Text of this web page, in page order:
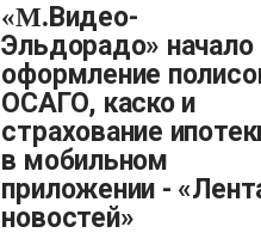
«М.Видео-
Эльдорадо» начало
оформление
ОСАГО, каско и
страхование
в мобильном
приложении -
новостей»